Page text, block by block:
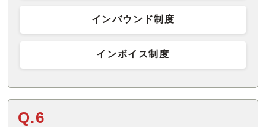
インバウンド制度
インボイス制度
Q.6